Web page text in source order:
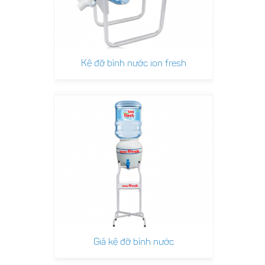
Kệ đỡ bình nước ion fresh
Giá kệ đỡ bình nước